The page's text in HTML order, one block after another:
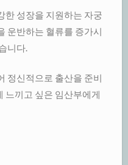
한 성장을 지원하는 자궁
운반하는 혈류를 증가시
니다.
정신적으로 출산을 준비
느끼고 싶은 임산부에게